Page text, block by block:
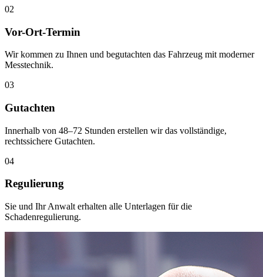
02
Vor-Ort-Termin
Wir kommen zu Ihnen und begutachten das Fahrzeug mit moderner
Messtechnik.
03
Gutachten
Innerhalb von 48–72 Stunden erstellen wir das vollständige,
rechtssichere Gutachten.
04
Regulierung
Sie und Ihr Anwalt erhalten alle Unterlagen für die
Schadenregulierung.